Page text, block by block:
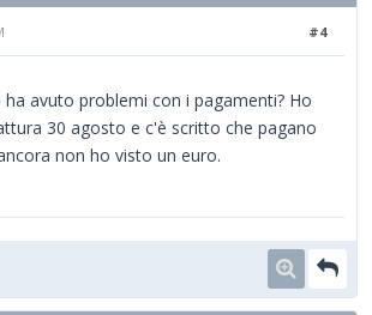
#4
ha avuto problemi con i pagamenti? Ho
30 agosto e c'è scritto che pagano
non ho visto un euro.